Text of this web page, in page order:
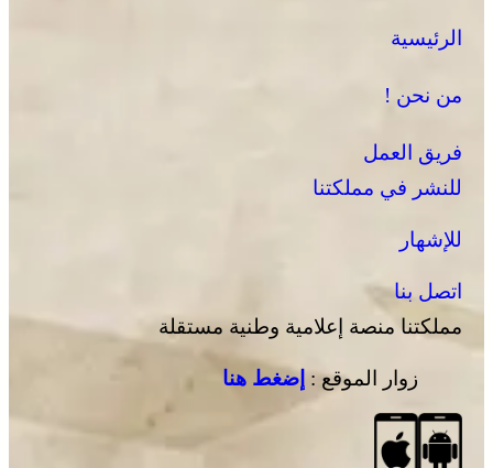
الرئيسية
من نحن !
فريق العمل
للنشر في مملكتنا
للإشهار
اتصل بنا
مملكتنا منصة إعلامية وطنية مستقلة
زوار الموقع : إضغط هنا